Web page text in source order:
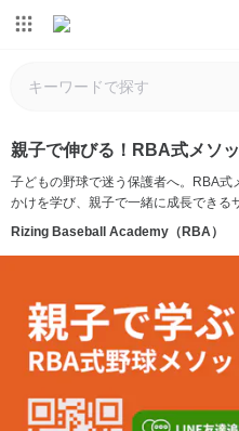
親子で伸びる！RBA式メソ
子どもの野球で迷う保護者へ。RBA
かけを学び、親子で一緒に成長できる
Rizing Baseball Academy（RBA）